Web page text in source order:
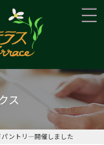
ス
パントリ―開催しました